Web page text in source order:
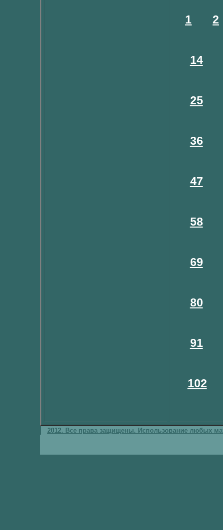
1 2
14
25
36
47
58
69
80
91
102
2012. Все права защищены. Использование любых